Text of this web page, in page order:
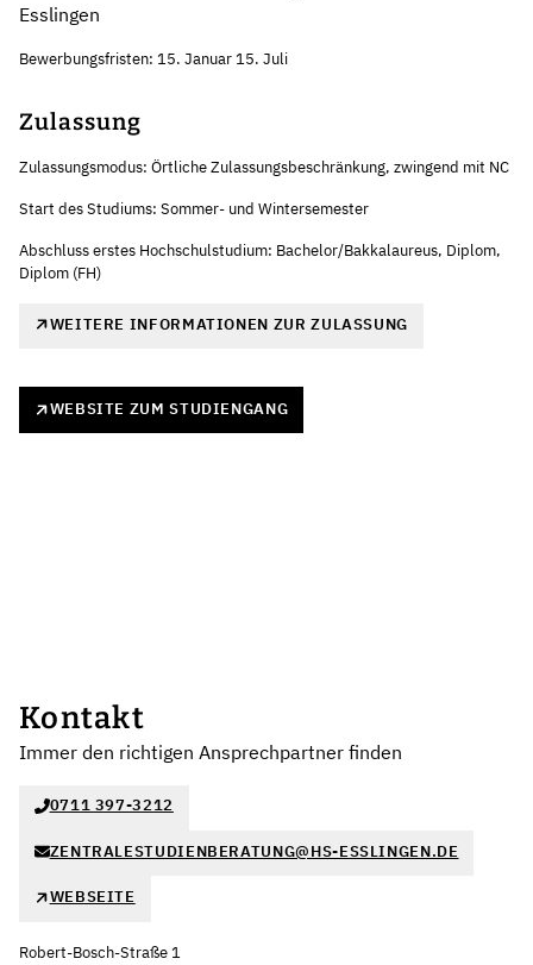
Esslingen
Bewerbungsfristen: 15. Januar 15. Juli
Zulassung
Zulassungsmodus: Örtliche Zulassungsbeschränkung, zwingend mit NC
Start des Studiums: Sommer- und Wintersemester
Abschluss erstes Hochschulstudium: Bachelor/Bakkalaureus, Diplom,
Diplom (FH)
WEITERE INFORMATIONEN ZUR ZULASSUNG
WEBSITE ZUM STUDIENGANG
Kontakt
Immer den richtigen Ansprechpartner finden
0711 397-3212
ZENTRALESTUDIENBERATUNG@HS-ESSLINGEN.DE
WEBSEITE
Robert-Bosch-Straße 1